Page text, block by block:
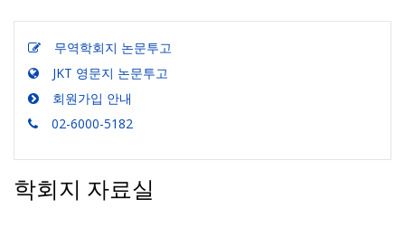
무역학회지 논문투고
JKT 영문지 논문투고
회원가입 안내
02-6000-5182
학회지 자료실